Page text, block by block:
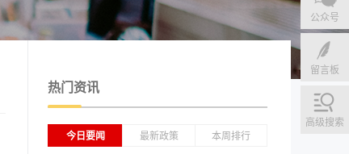
公众号
留言板
高级搜索
热门资讯
今日要闻 最新政策 本周排行